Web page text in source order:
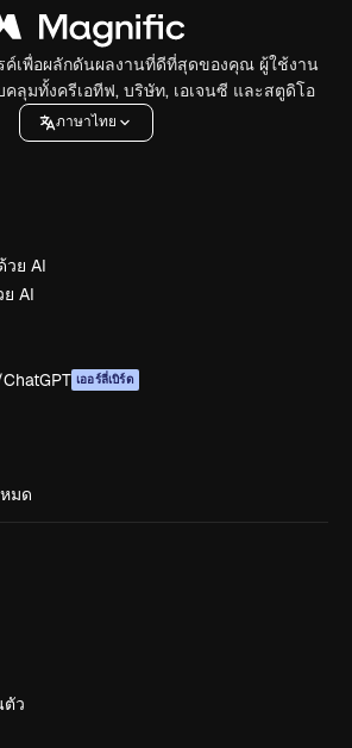
ค์เพื่อผลักดันผลงานที่ดีที่สุดของคุณ ผู้ใช้งาน
คลุมทั้งครีเอทีฟ, บริษัท, เอเจนซี และสตูดิโอ
ภาษาไทย
วย AI
AI
เออร์ลี่เบิร์ด
มด
ตัว